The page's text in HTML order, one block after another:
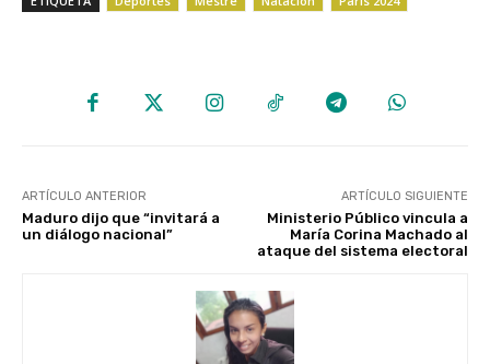
ARTÍCULO ANTERIOR
Maduro dijo que “invitará a
un diálogo nacional”
ARTÍCULO SIGUIENTE
Ministerio Público vincula a
María Corina Machado al
ataque del sistema electoral